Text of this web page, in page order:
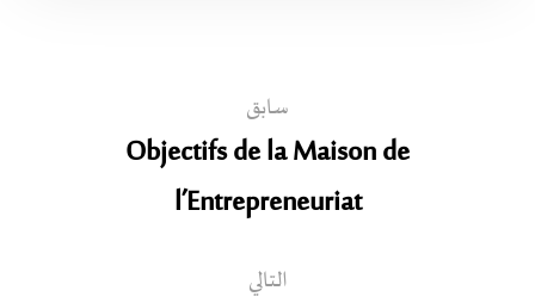
سابق
Objectifs de la Maison de
l’Entrepreneuriat
التالي